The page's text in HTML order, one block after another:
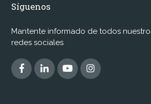
Síguenos
Mantente informado de todos
redes sociales